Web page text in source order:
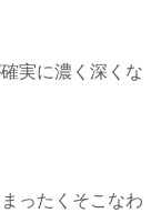
実に濃く深くな
ったくそこなわ